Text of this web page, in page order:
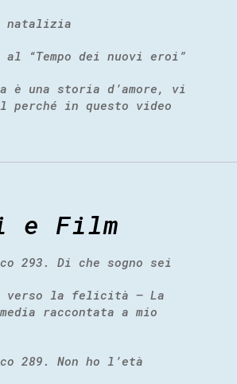
natalizia
“Tempo dei nuovi eroi”
è una storia d’amore, vi
perché in questo video
e Film
293. Di che sogno sei
verso la felicità – La
raccontata a mio
289. Non ho l’età